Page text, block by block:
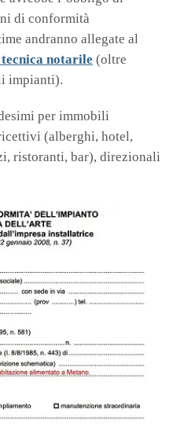
di conformità
andranno allegate al
notarile (oltre
impianti).
per immobili
(alberghi, hotel,
ristoranti, bar), direzionali